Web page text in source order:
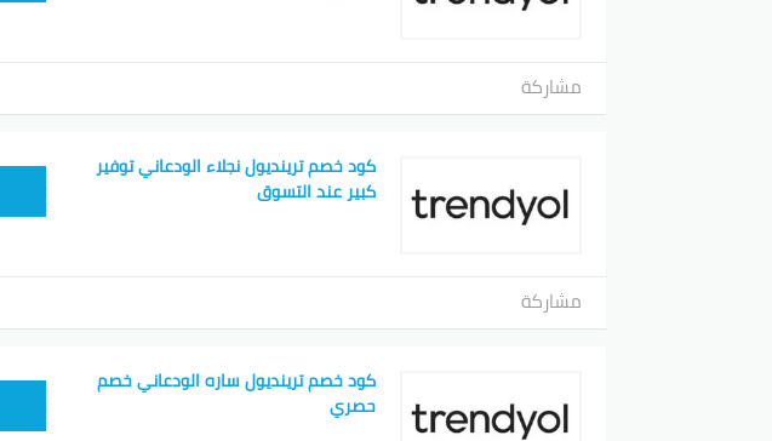
مشاركة
كود خصم ترينديول نجلاء الودعاني توفير
كبير عند التسوق
مشاركة
كود خصم ترينديول ساره الودعاني خصم
حصري